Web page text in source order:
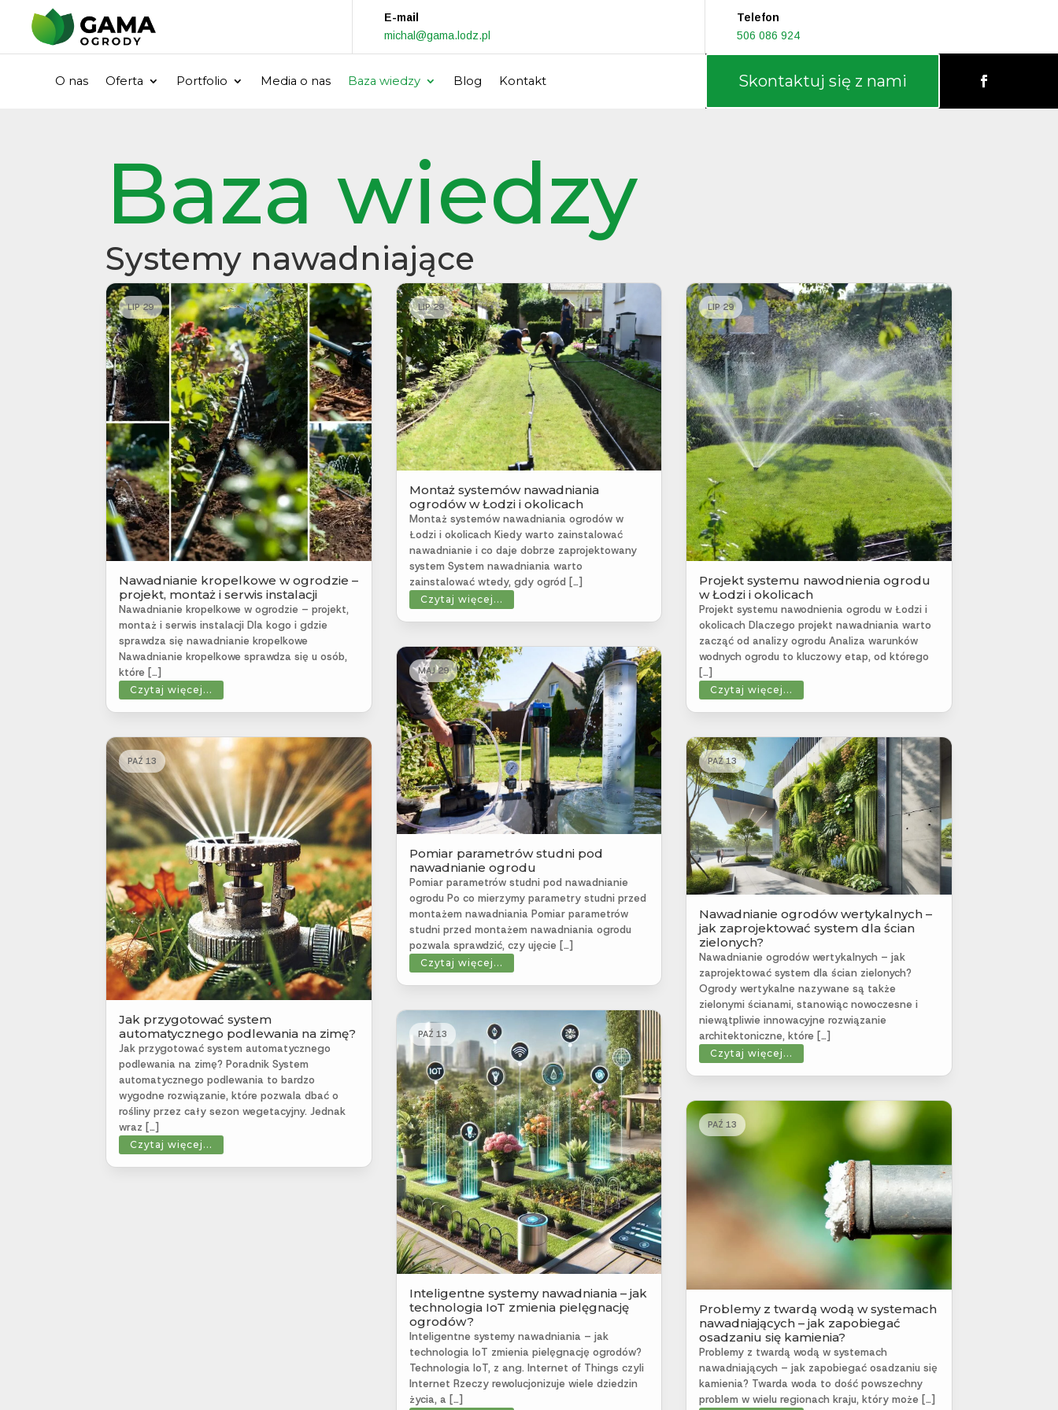
E-mail
michal@gama.lodz.pl
Telefon
506 086 924
O nas Oferta Portfolio Media o nas Baza wiedzy Blog Kontakt Skontaktuj się z nami
Baza wiedzy
Systemy nawadniające
LIP 29
Nawadnianie kropelkowe w ogrodzie –
projekt, montaż i serwis instalacji
Nawadnianie kropelkowe w ogrodzie – projekt,
montaż i serwis instalacji Dla kogo i gdzie
sprawdza się nawadnianie kropelkowe
Nawadnianie kropelkowe sprawdza się u osób,
które […]
Czytaj więcej...
LIP 29
Montaż systemów nawadniania
ogrodów w Łodzi i okolicach
Montaż systemów nawadniania ogrodów w
Łodzi i okolicach Kiedy warto zainstalować
nawadnianie i co daje dobrze zaprojektowany
system System nawadniania warto
zainstalować wtedy, gdy ogród […]
Czytaj więcej...
LIP 29
Projekt systemu nawodnienia ogrodu
w Łodzi i okolicach
Projekt systemu nawodnienia ogrodu w Łodzi i
okolicach Dlaczego projekt nawadniania warto
zacząć od analizy ogrodu Analiza warunków
wodnych ogrodu to kluczowy etap, od którego
[…]
Czytaj więcej...
MAJ 29
Pomiar parametrów studni pod
nawadnianie ogrodu
Pomiar parametrów studni pod nawadnianie
ogrodu Po co mierzymy parametry studni przed
montażem nawadniania Pomiar parametrów
studni przed montażem nawadniania ogrodu
pozwala sprawdzić, czy ujęcie […]
Czytaj więcej...
PAŹ 13
Jak przygotować system
automatycznego podlewania na zimę?
Jak przygotować system automatycznego
podlewania na zimę? Poradnik System
automatycznego podlewania to bardzo
wygodne rozwiązanie, które pozwala dbać o
rośliny przez cały sezon wegetacyjny. Jednak
wraz […]
Czytaj więcej...
PAŹ 13
Nawadnianie ogrodów wertykalnych –
jak zaprojektować system dla ścian
zielonych?
Nawadnianie ogrodów wertykalnych – jak
zaprojektować system dla ścian zielonych?
Ogrody wertykalne nazywane są także
zielonymi ścianami, stanowiąc nowoczesne i
niewątpliwie innowacyjne rozwiązanie
architektoniczne, które […]
Czytaj więcej...
PAŹ 13
Inteligentne systemy nawadniania – jak
technologia IoT zmienia pielęgnację
ogrodów?
Inteligentne systemy nawadniania – jak
technologia IoT zmienia pielęgnację ogrodów?
Technologia IoT, z ang. Internet of Things czyli
Internet Rzeczy rewolucjonizuje wiele dziedzin
życia, a […]
PAŹ 13
Problemy z twardą wodą w systemach
nawadniających – jak zapobiegać
osadzaniu się kamienia?
Problemy z twardą wodą w systemach
nawadniających – jak zapobiegać osadzaniu się
kamienia? Twarda woda to dość powszechny
problem w wielu regionach kraju, który może […]